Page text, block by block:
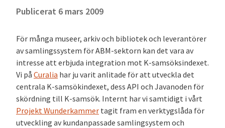
Publicerat 6 mars 2009
För många museer, arkiv och bibliotek och leverantörer
av samlingssystem för ABM-sektorn kan det vara av
intresse att erbjuda integration mot K-samsöksindexet.
Vi på Curalia har ju varit anlitade för att utveckla det
centrala K-samsökindexet, dess API och Javanoden för
skördning till K-samsök. Internt har vi samtidigt i vårt
Projekt Wunderkammer tagit fram en verktygslåda för
utveckling av kundanpassade samlingsystem och